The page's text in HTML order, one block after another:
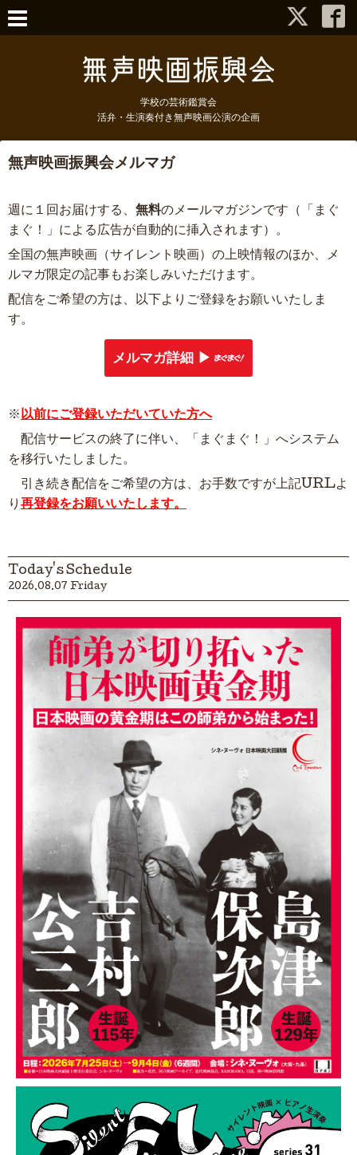
学校の芸術鑑賞会
活弁・生演奏付き無声映画公演の企画
無声映画振興会メルマガ
週に１回お届けする、 無料のメールマガジンです （「まぐ
まぐ！」による広告が自動的に挿入されます）。
全国の無声映画（サイレント映画）の上映情報のほか、メ
ルマガ限定の記事もお楽しみいただけます。
配信をご希望の方は、以下よりご登録をお願いいたしま
す。
メルマガ詳細 ▶︎
※以前にご登録いただいていた方へ
配信サービスの終了に伴い、「まぐまぐ！」へシステム
を移行いたしました。
引き続き配信をご希望の方は、お手数ですが上記URLよ
り 再登録をお願いいたします。
Today's Schedule
2026.08.07 Friday